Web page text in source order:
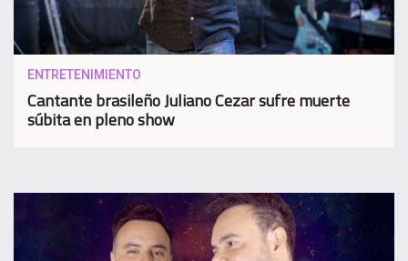
ENTRETENIMIENTO
Cantante brasileño Juliano Cezar sufre muerte
súbita en pleno show